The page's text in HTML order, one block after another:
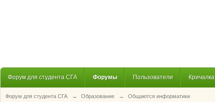
Форум для студента СГА Форумы Пользователи Кричалка
Форум для студента СГА → Образование → Общаются информатики